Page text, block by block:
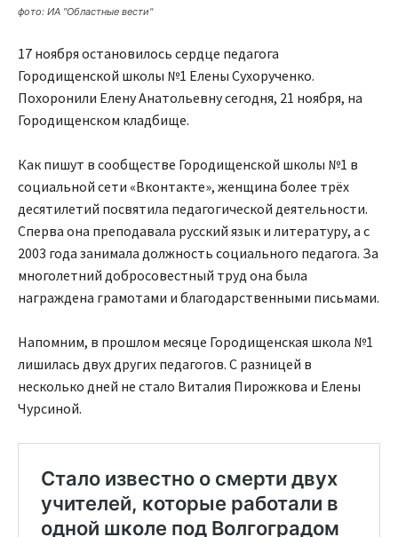
фото: ИА "Областные вести"
17 ноября остановилось сердце педагога
Городищенской школы №1 Елены Сухорученко.
Похоронили Елену Анатольевну сегодня, 21 ноября, на
Городищенском кладбище.
Как пишут в сообществе Городищенской школы №1 в
социальной сети «Вконтакте», женщина более трёх
десятилетий посвятила педагогической деятельности.
Сперва она преподавала русский язык и литературу, а с
2003 года занимала должность социального педагога. За
многолетний добросовестный труд она была
награждена грамотами и благодарственными письмами.
Напомним, в прошлом месяце Городищенская школа №1
лишилась двух других педагогов. С разницей в
несколько дней не стало Виталия Пирожкова и Елены
Чурсиной.